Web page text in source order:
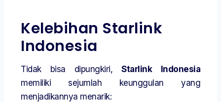
Kelebihan Starlink
Indonesia
Tidak bisa dipungkiri,Starlink Indonesia
memiliki sejumlah keunggulan yang
menjadikannya menarik: